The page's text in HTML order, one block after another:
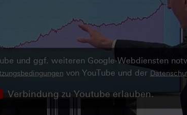
und ggf. weiteren Google-Webdiensten
von YouTube und der
Verbindung zu Youtube erlauben.